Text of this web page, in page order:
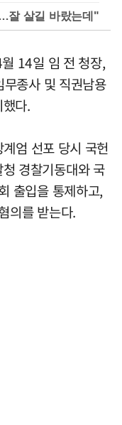
잘 살길 바랐는데"
14일 임 전 청장,
종사 및 직권남용
다.
엄 선포 당시 국헌
경찰기동대와 국
출입을 통제하고,
의를 받는다.